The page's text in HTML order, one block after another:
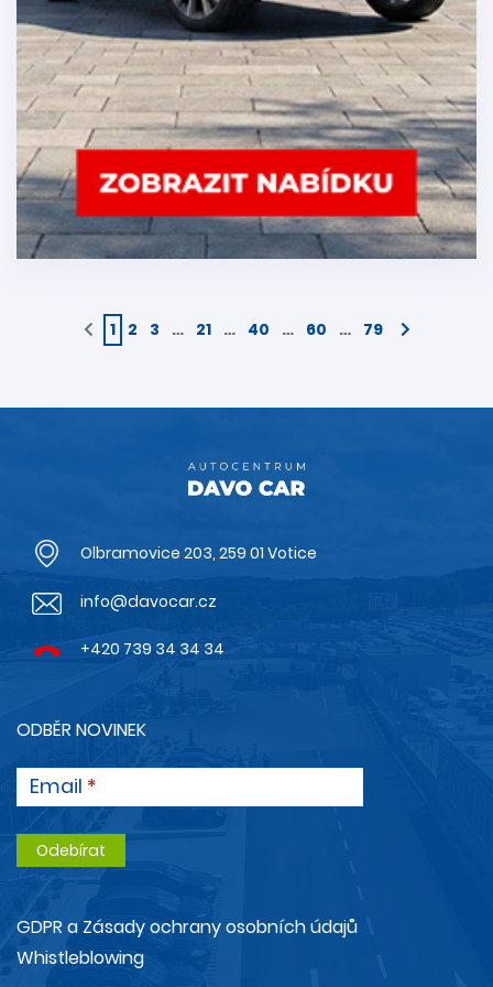
1 2 3 … 21 … 40 … 60 … 79
Olbramovice 203, 259 01 Votice
info@davocar.cz
+420 739 34 34 34
ODBĚR NOVINEK
Email
GDPR a Zásady ochrany osobních údajů
Whistleblowing